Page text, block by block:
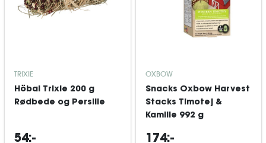
TRIXIE
Höbal Trixie 200 g
Rødbede og Persille
54:-
OXBOW
Snacks Oxbow Harvest
Stacks Timotej &
Kamille 992 g
174:-